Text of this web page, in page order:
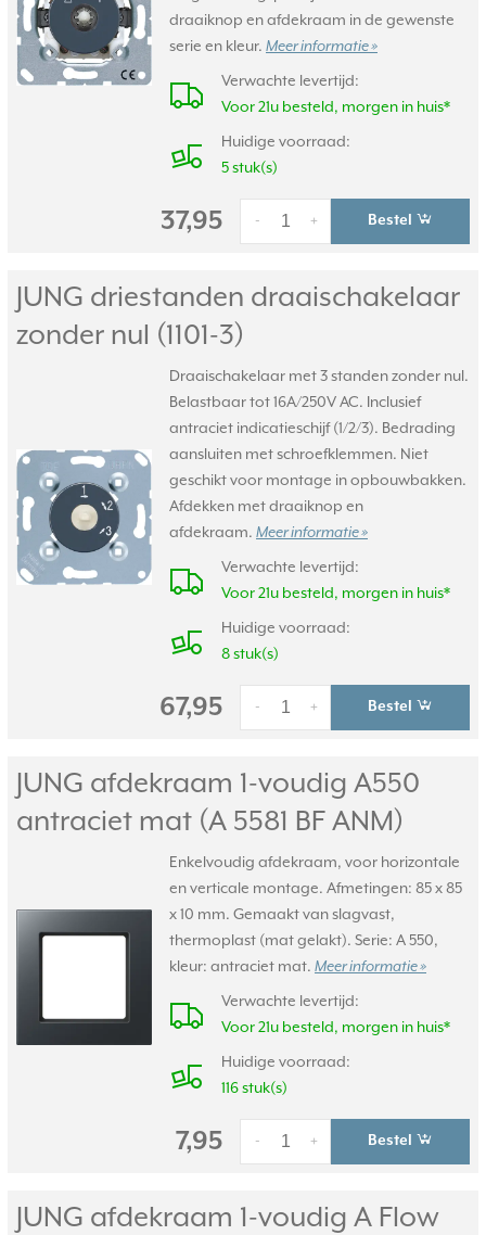
draaiknop en afdekraam in de gewenste
serie en kleur. Meer informatie »
Verwachte levertijd:
Voor 21u besteld, morgen in huis*
Huidige voorraad:
5 stuk(s)
37,95 +
- Bestel
JUNG driestanden draaischakelaar
zonder nul (1101-3)
Draaischakelaar met 3 standen zonder nul.
Belastbaar tot 16A/250V AC. Inclusief
antraciet indicatieschijf (1/2/3). Bedrading
aansluiten met schroefklemmen. Niet
geschikt voor montage in opbouwbakken.
Afdekken met draaiknop en
afdekraam. Meer informatie »
Verwachte levertijd:
Voor 21u besteld, morgen in huis*
Huidige voorraad:
8 stuk(s)
67,95 +
- Bestel
JUNG afdekraam 1-voudig A550
antraciet mat (A 5581 BF ANM)
Enkelvoudig afdekraam, voor horizontale
en verticale montage. Afmetingen: 85 x 85
x 10 mm. Gemaakt van slagvast,
thermoplast (mat gelakt). Serie: A 550,
kleur: antraciet mat. Meer informatie »
Verwachte levertijd:
Voor 21u besteld, morgen in huis*
Huidige voorraad:
116 stuk(s)
7,95 +
- Bestel
JUNG afdekraam 1-voudig A Flow